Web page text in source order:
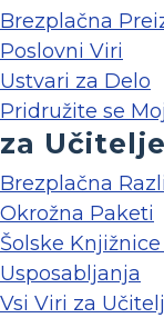
Brezplačna
Poslovni Viri
Ustvari za Delo
Pridružite se
za Učitelje
Brezplačna
Okrožna Paketi
Šolske
Usposabljanja
Vsi Viri za